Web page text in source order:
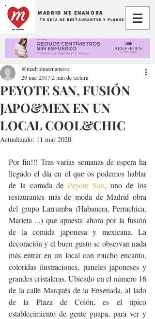
MADRID ME ENAMORA
TU GUÍA DE RESTAURANTES Y PLANES
PEYOTE SAN, FUSIÓN
JAPO&MEX EN UN
LOCAL COOL&CHIC
@madridmeenamora
29 mar 20172 min de lectura
Actualizado: 11 mar 2020
Por fin!!! Tras varias semanas de espera ha
llegado el día en el que os podemos hablar
de la comida de Peyote San, uno de los
restaurantes más de moda de Madrid obra
del grupo Larrumba (Habanera, Perrachica,
Marieta ...) que apuesta ahora por la fusión
de la comida japonesa y mexicana. La
decoración y el buen gusto se observan nada
más entrar en un local con mucho encanto,
coloridas ilustraciones, paneles japoneses y
grandes cristaleras. Ubicado en el número 16
de la calle Marqués de la Ensenada, al lado
de la Plaza de Colón, es el típico
establecimiento de gente guapa, para ver y